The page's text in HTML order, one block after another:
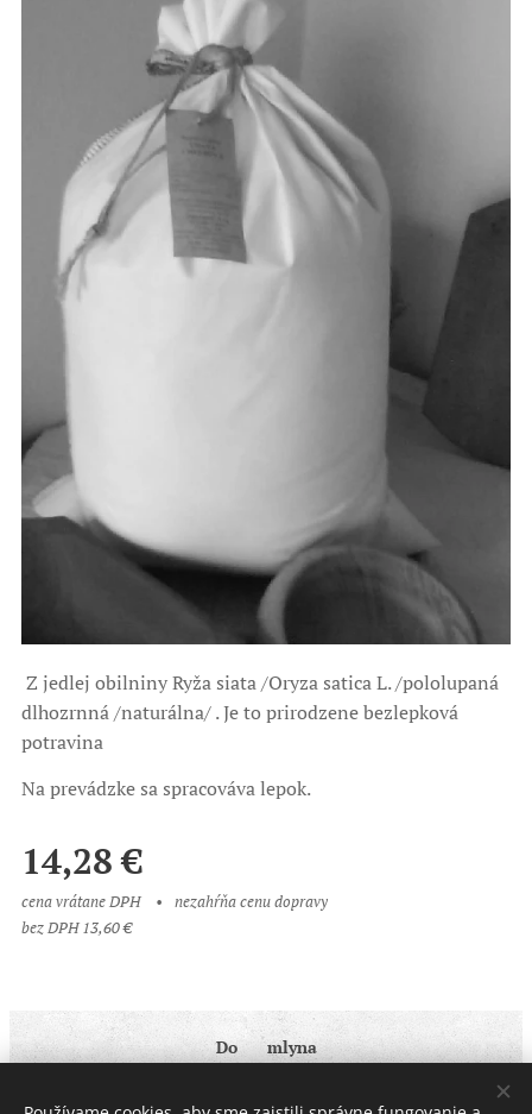
Z jedlej obilniny Ryža siata /Oryza satica L. /pololupaná
dlhozrnná /naturálna/ . Je to prirodzene bezlepková
potravina
Na prevádzke sa spracováva lepok.
14,28€
cena vrátane DPH
nezahŕňa cenu dopravy
bez DPH 13,60 €
Do ♥ mlyna